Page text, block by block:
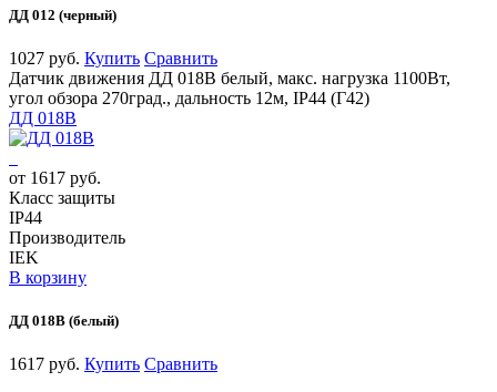
ДД 012 (черный)
1027 руб. Купить Сравнить
Датчик движения ДД 018В белый, макс. нагрузка 1100Вт,
угол обзора 270град., дальность 12м, IP44 (Г42)
ДД 018В
от 1617 руб.
Класс защиты
IP44
Производитель
IEK
В корзину
ДД 018В (белый)
1617 руб. Купить Сравнить